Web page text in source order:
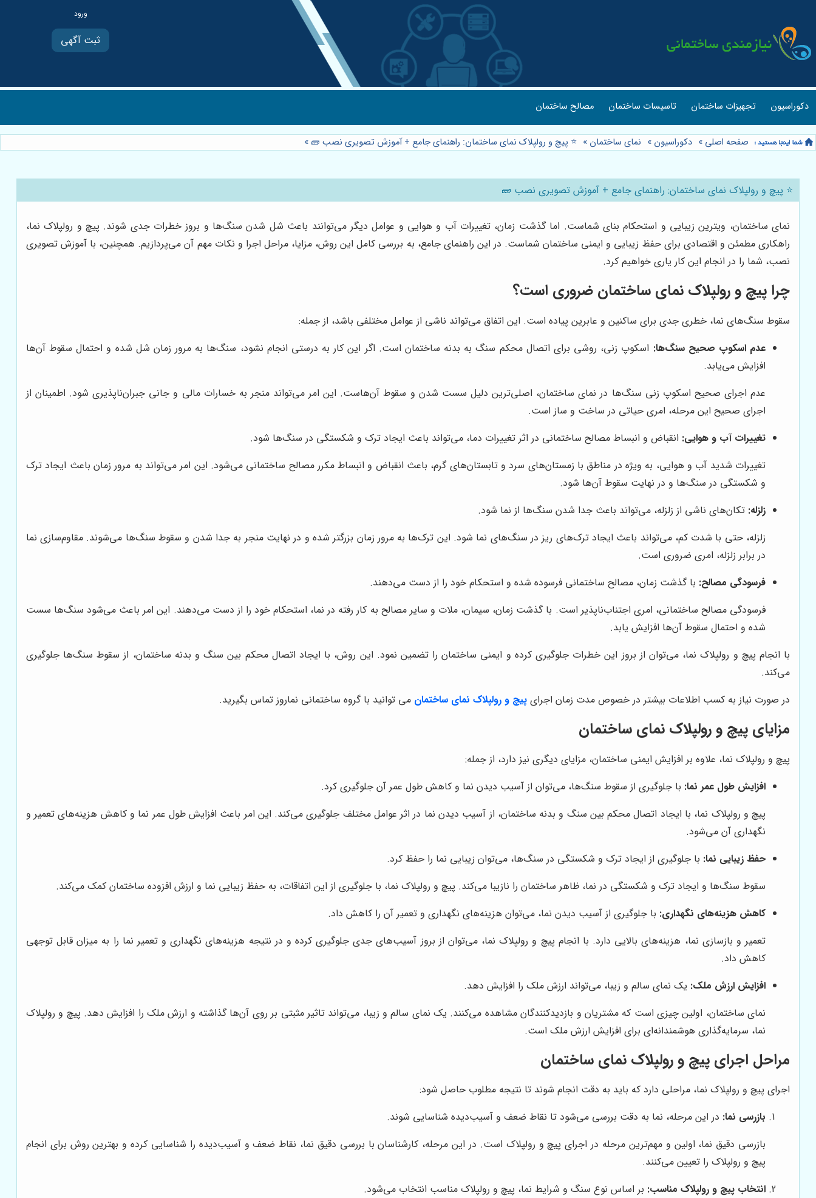
ثبت آگهی
دکوراسیون تجهیزات ساختمان تاسیسات ساختمان مصالح ساختمان
صفحه اصلی » دکوراسیون » نمای ساختمان » ⭐️ پیچ و رولپلاک نمای ساختمان: راهنمای جامع + آموزش تصویری نصب 🧱 »
⭐️ پیچ و رولپلاک نمای ساختمان: راهنمای جامع + آموزش تصویری نصب 🧱
نمای ساختمان، ویترین زیبایی و استحکام بنای شماست. اما گذشت زمان، تغییرات آب و هوایی و عوامل دیگر می‌توانند باعث شل شدن سنگ‌ها و بروز خطرات جدی شوند. پیچ و رولپلاک نما،
راهکاری مطمئن و اقتصادی برای حفظ زیبایی و ایمنی ساختمان شماست. در این راهنمای جامع، به بررسی کامل این روش، مزایا، مراحل اجرا و نکات مهم آن می‌پردازیم. همچنین، با آموزش تصویری
نصب، شما را در انجام این کار یاری خواهیم کرد.
چرا پیچ و رولپلاک نمای ساختمان ضروری است؟
سقوط سنگ‌های نما، خطری جدی برای ساکنین و عابرین پیاده است. این اتفاق می‌تواند ناشی از عوامل مختلفی باشد، از جمله:
عدم اسکوپ صحیح سنگ‌ها: اسکوپ زنی، روشی برای اتصال محکم سنگ به بدنه ساختمان است. اگر این کار به درستی انجام نشود، سنگ‌ها به مرور زمان شل شده و احتمال سقوط آن‌ها
افزایش می‌یابد.
عدم اجرای صحیح اسکوپ زنی سنگ‌ها در نمای ساختمان، اصلی‌ترین دلیل سست شدن و سقوط آن‌هاست. این امر می‌تواند منجر به خسارات مالی و جانی جبران‌ناپذیری شود. اطمینان از
اجرای صحیح این مرحله، امری حیاتی در ساخت و ساز است.
تغییرات آب و هوایی: انقباض و انبساط مصالح ساختمانی در اثر تغییرات دما، می‌تواند باعث ایجاد ترک و شکستگی در سنگ‌ها شود.
تغییرات شدید آب و هوایی، به ویژه در مناطق با زمستان‌های سرد و تابستان‌های گرم، باعث انقباض و انبساط مکرر مصالح ساختمانی می‌شود. این امر می‌تواند به مرور زمان باعث ایجاد ترک
و شکستگی در سنگ‌ها و در نهایت سقوط آن‌ها شود.
زلزله: تکان‌های ناشی از زلزله، می‌تواند باعث جدا شدن سنگ‌ها از نما شود.
زلزله، حتی با شدت کم، می‌تواند باعث ایجاد ترک‌های ریز در سنگ‌های نما شود. این ترک‌ها به مرور زمان بزرگتر شده و در نهایت منجر به جدا شدن و سقوط سنگ‌ها می‌شوند. مقاوم‌سازی نما
در برابر زلزله، امری ضروری است.
فرسودگی مصالح: با گذشت زمان، مصالح ساختمانی فرسوده شده و استحکام خود را از دست می‌دهند.
فرسودگی مصالح ساختمانی، امری اجتناب‌ناپذیر است. با گذشت زمان، سیمان، ملات و سایر مصالح به کار رفته در نما، استحکام خود را از دست می‌دهند. این امر باعث می‌شود سنگ‌ها سست
شده و احتمال سقوط آن‌ها افزایش یابد.
با انجام پیچ و رولپلاک نما، می‌توان از بروز این خطرات جلوگیری کرده و ایمنی ساختمان را تضمین نمود. این روش، با ایجاد اتصال محکم بین سنگ و بدنه ساختمان، از سقوط سنگ‌ها جلوگیری
می‌کند.
در صورت نیاز به کسب اطلاعات بیشتر در خصوص مدت زمان اجرای پیچ و رولپلاک نمای ساختمان می توانید با گروه ساختمانی نماروز تماس بگیرید.
مزایای پیچ و رولپلاک نمای ساختمان
پیچ و رولپلاک نما، علاوه بر افزایش ایمنی ساختمان، مزایای دیگری نیز دارد، از جمله:
افزایش طول عمر نما: با جلوگیری از سقوط سنگ‌ها، می‌توان از آسیب دیدن نما و کاهش طول عمر آن جلوگیری کرد.
پیچ و رولپلاک نما، با ایجاد اتصال محکم بین سنگ و بدنه ساختمان، از آسیب دیدن نما در اثر عوامل مختلف جلوگیری می‌کند. این امر باعث افزایش طول عمر نما و کاهش هزینه‌های تعمیر و
نگهداری آن می‌شود.
حفظ زیبایی نما: با جلوگیری از ایجاد ترک و شکستگی در سنگ‌ها، می‌توان زیبایی نما را حفظ کرد.
سقوط سنگ‌ها و ایجاد ترک و شکستگی در نما، ظاهر ساختمان را نازیبا می‌کند. پیچ و رولپلاک نما، با جلوگیری از این اتفاقات، به حفظ زیبایی نما و ارزش افزوده ساختمان کمک می‌کند.
کاهش هزینه‌های نگهداری: با جلوگیری از آسیب دیدن نما، می‌توان هزینه‌های نگهداری و تعمیر آن را کاهش داد.
تعمیر و بازسازی نما، هزینه‌های بالایی دارد. با انجام پیچ و رولپلاک نما، می‌توان از بروز آسیب‌های جدی جلوگیری کرده و در نتیجه هزینه‌های نگهداری و تعمیر نما را به میزان قابل توجهی
کاهش داد.
افزایش ارزش ملک: یک نمای سالم و زیبا، می‌تواند ارزش ملک را افزایش دهد.
نمای ساختمان، اولین چیزی است که مشتریان و بازدیدکنندگان مشاهده می‌کنند. یک نمای سالم و زیبا، می‌تواند تاثیر مثبتی بر روی آن‌ها گذاشته و ارزش ملک را افزایش دهد. پیچ و رولپلاک
نما، سرمایه‌گذاری هوشمندانه‌ای برای افزایش ارزش ملک است.
مراحل اجرای پیچ و رولپلاک نمای ساختمان
اجرای پیچ و رولپلاک نما، مراحلی دارد که باید به دقت انجام شوند تا نتیجه مطلوب حاصل شود:
بازرسی نما: در این مرحله، نما به دقت بررسی می‌شود تا نقاط ضعف و آسیب‌دیده شناسایی شوند.
بازرسی دقیق نما، اولین و مهم‌ترین مرحله در اجرای پیچ و رولپلاک است. در این مرحله، کارشناسان با بررسی دقیق نما، نقاط ضعف و آسیب‌دیده را شناسایی کرده و بهترین روش برای انجام
پیچ و رولپلاک را تعیین می‌کنند.
انتخاب پیچ و رولپلاک مناسب: بر اساس نوع سنگ و شرایط نما، پیچ و رولپلاک مناسب انتخاب می‌شود.